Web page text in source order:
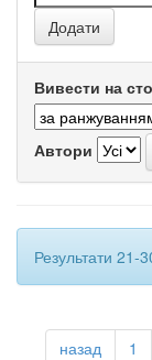
Вивести на
Автори
Результати 21-
назад 1